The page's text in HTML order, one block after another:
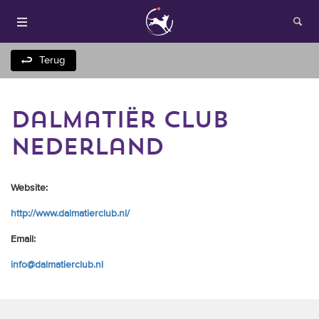
Terug
dalmatiër club
nederland
Website:
http://www.dalmatierclub.nl/
Email:
info@dalmatierclub.nl